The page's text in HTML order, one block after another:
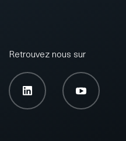
Retrouvez nous sur